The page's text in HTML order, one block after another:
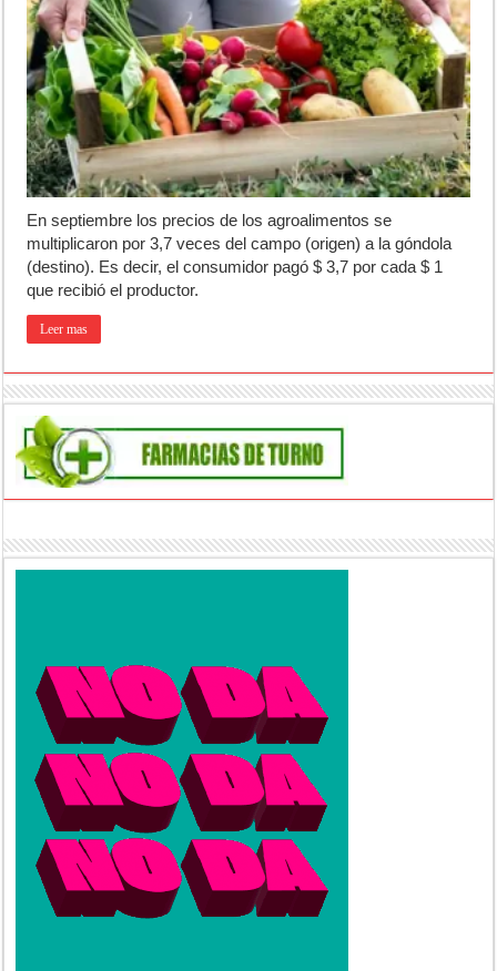
Opinión: Buscando una mejor educación ambiental
Cédulas de identidad: residentes uruguayos avanzan con su
La 5° edición del festival de cine en Luján es una apuesta al arte
En septiembre los precios de los agroalimentos se
multiplicaron por 3,7 veces del campo (origen) a la góndola
(destino). Es decir, el consumidor pagó $ 3,7 por cada $ 1
que recibió el productor.
Leer mas